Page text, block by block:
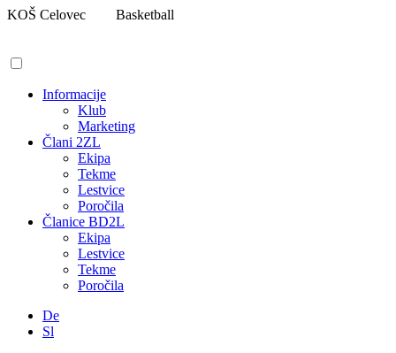
Pojdi
KOŠ Celovec Basketball
Informacije
Klub
Marketing
Člani 2ZL
Ekipa
Tekme
Lestvice
Poročila
Članice BD2L
Ekipa
Lestvice
Tekme
Poročila
De
Sl